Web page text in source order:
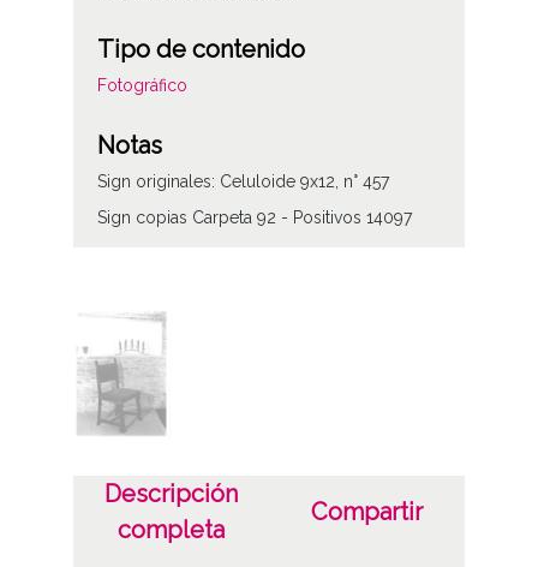
Tipo de contenido
Fotográfico
Notas
Sign originales: Celuloide 9x12, n° 457
Sign copias Carpeta 92 - Positivos 14097
CC BY-NC-SA 4.0
Descripción
completa
Compartir